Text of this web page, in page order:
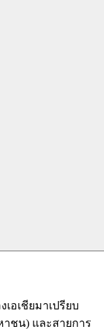
อเชียมาเปรียบ
าชน) และสายการ